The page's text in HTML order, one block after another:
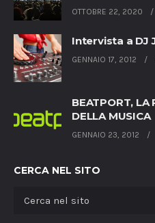
OTTOBRE 22, 2020
Intervista a DJ
GENNAIO 17, 2012
BEATPORT, LA
DELLA MUSICA
GENNAIO 23, 2012
CERCA NEL SITO